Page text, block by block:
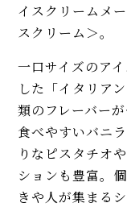
イスクリームメ
スクリーム＞。
一口サイズのア
した「イタリア
類のフレーバー
食べやすいバニ
りなピスタチオ
ションも豊富。
きや人が集まる